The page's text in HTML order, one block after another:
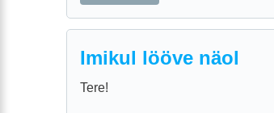
Imikul lööve näol
Tere!